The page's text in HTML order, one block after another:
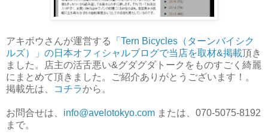
アキボウさんが運営する
「Tern Bicycles（ターンバイシク
ルズ）」の日本オフィシャルブログで当店を取材&掲載頂き
ました。店主の活舌悪い&グダグダトークをものすごく綺麗
にまとめて頂きました。ご紹介ありがとうございます！。
掲載先は、
コチラから。
お問合せは、 info@avelotokyo.com または、070-5075-8192
まで。